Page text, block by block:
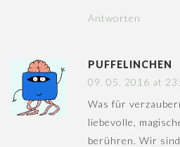
Antworten
PUFFELINCHEN
09. 05. 2016 at
Was für
liebevolle,
berühren. Wir